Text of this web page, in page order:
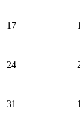
17
24
31 1